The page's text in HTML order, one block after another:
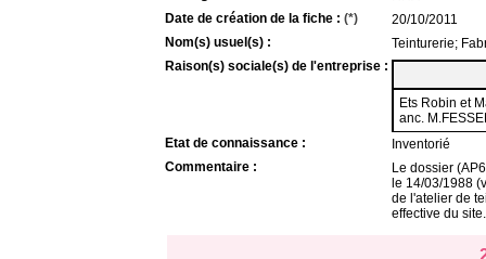
Date de création de la fiche : (*)
20/10/2011
Nom(s) usuel(s) :
Teinturerie;
Raison(s) sociale(s) de l'entreprise :
Ets Robin et
anc.
Etat de connaissance :
Inventorié
Commentaire :
Le dossier
le 14/03/1988
de l'atelier de
effective du